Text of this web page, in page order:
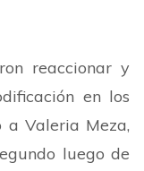
reaccionar y
en los
a Valeria Meza,
luego de